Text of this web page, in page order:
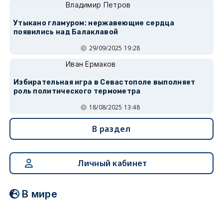
Владимир Петров
Утыкано гламуром: нержавеющие сердца
появились над Балаклавой
29/09/2025 19:28
Иван Ермаков
Избирательная игра в Севастополе выполняет
роль политического термометра
18/08/2025 13:48
В раздел
Личный кабинет
В мире